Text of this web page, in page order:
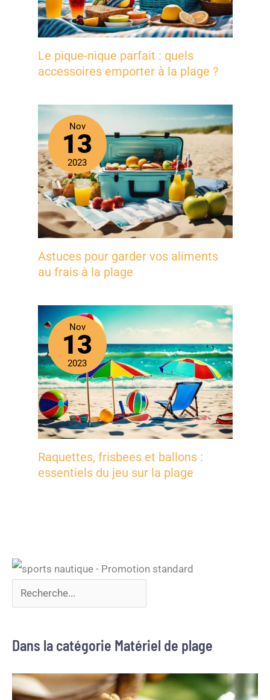
Le pique-nique parfait : quels
accessoires emporter à la plage ?
Nov
13
2023
Astuces pour garder vos aliments
au frais à la plage
Nov
13
2023
Raquettes, frisbees et ballons :
essentiels du jeu sur la plage
Dans la catégorie Matériel de plage